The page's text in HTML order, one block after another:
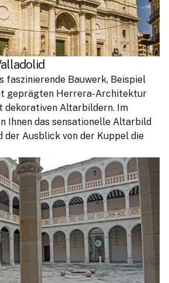
faszinierende Bauwerk, Beispiel
geprägten Herrera-Architektur
dekorativen Altarbildern. Im
Ihnen das sensationelle Altarbild
der Ausblick von der Kuppel die